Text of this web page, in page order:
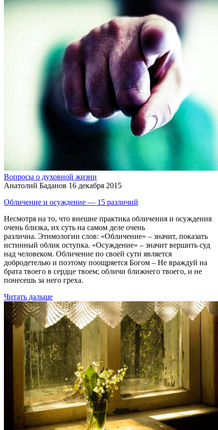
Вопросы о духовной жизни
Анатолий Баданов 16 декабря 2015
Обличение и осуждение — 15 различий
Несмотря на то, что внешне практика обличения и осуждения
очень близка, их суть на самом деле очень
различна. Этимологии слов: «Обличение» – значит, показать
истинный облик оступка. «Осуждение» – значит вершить суд
над человеком. Обличение по своей сути является
добродетелью и поэтому поощряется Богом – Не враждуй на
брата твоего в сердце твоем; обличи ближнего твоего, и не
понесешь за него греха.
Читать дальше